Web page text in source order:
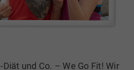
und Co. – We Go Fit! Wir